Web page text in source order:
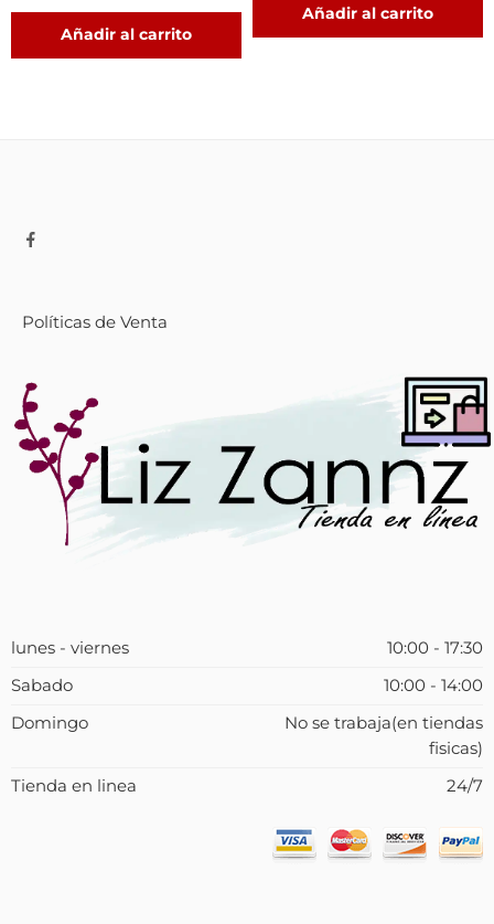
Añadir al carrito
Añadir al carrito
Políticas de Venta
lunes - viernes
10:00 - 17:30
Sabado
10:00 - 14:00
Domingo
No se trabaja(en tiendas
fisicas)
Tienda en linea
24/7